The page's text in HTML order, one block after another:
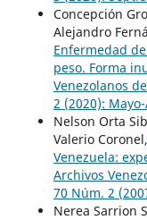
Concepción
Alejandro
Enfermedad
peso. Forma
Venezolanos
2 (2020):
Nelson Orta
Valerio Coronel,
Venezuela:
Archivos
70 Núm. 2
Nerea Sarrion